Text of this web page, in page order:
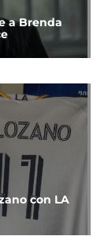
a Brenda
con LA